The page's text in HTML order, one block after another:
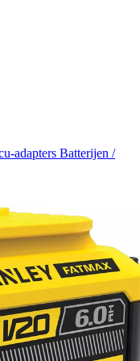
adapters Batterijen /